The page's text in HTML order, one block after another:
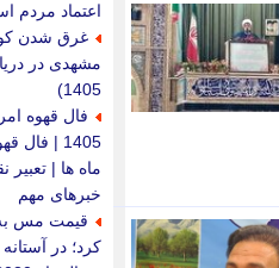
اعتماد مردم
غرق شدن
1405)
1405 |
ماه ها |
خبرهای مهم
کرد؛ در